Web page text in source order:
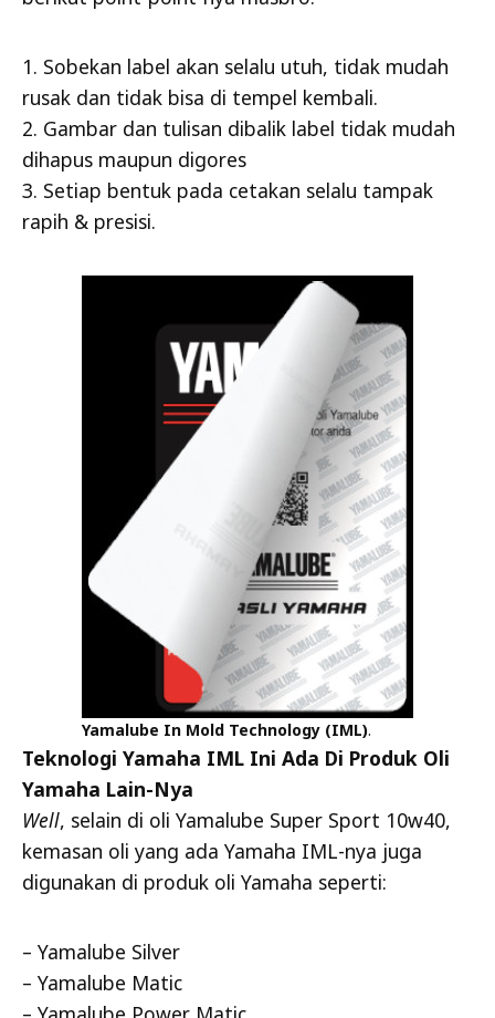
1. Sobekan label akan selalu utuh, tidak mudah
rusak dan tidak bisa di tempel kembali.
2. Gambar dan tulisan dibalik label tidak mudah
dihapus maupun digores
3. Setiap bentuk pada cetakan selalu tampak
rapih & presisi.
Yamalube In Mold Technology (IML).
Teknologi Yamaha IML Ini Ada Di Produk Oli
Yamaha Lain-Nya
Well, selain di oli Yamalube Super Sport 10w40,
kemasan oli yang ada Yamaha IML-nya juga
digunakan di produk oli Yamaha seperti:
– Yamalube Silver
– Yamalube Matic